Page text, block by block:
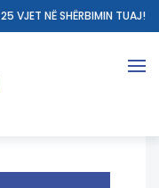
25 VJET NË SHËRBIMIN TUAJ!